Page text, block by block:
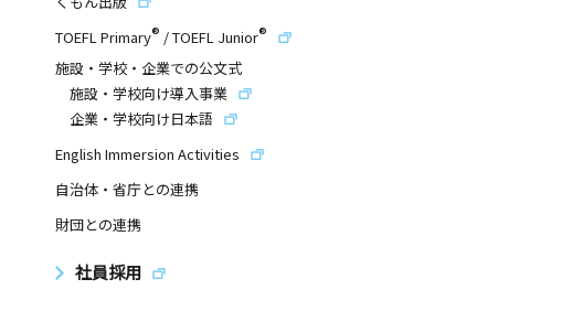
TOEFL Primary® /TOEFL Junior®
施設・学校・企業での公文式
施設・学校向け導入事業
企業・学校向け日本語
English Immersion Activities
自治体・省庁との連携
財団との連携
社員採用